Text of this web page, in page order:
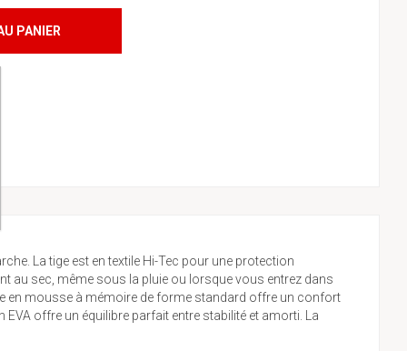
PANIER
La tige est en textile Hi-Tec pour une protection
au sec, même sous la pluie ou lorsque vous entrez dans
en mousse à mémoire de forme standard offre un confort
offre un équilibre parfait entre stabilité et amorti. La